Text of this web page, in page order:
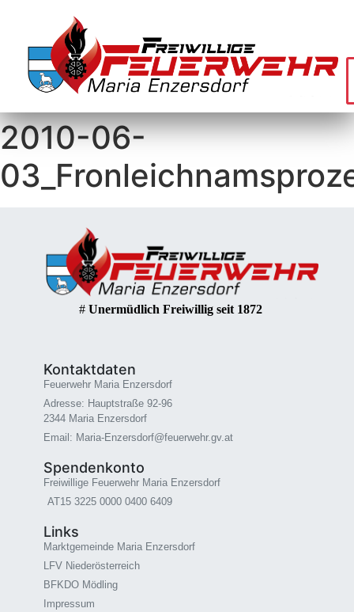
2010-06-
# Unermüdlich Freiwillig seit 1872
Kontaktdaten
Feuerwehr Maria Enzersdorf
Adresse: Hauptstraße 92-96
2344 Maria Enzersdorf
Email: Maria-Enzersdorf@feuerwehr.gv.at
Spendenkonto
Freiwillige Feuerwehr Maria Enzersdorf
AT15 3225 0000 0400 6409
Links
Marktgemeinde Maria Enzersdorf
LFV Niederösterreich
BFKDO Mödling
Impressum